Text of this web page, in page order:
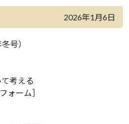
2026年1月6日
号）
考える
ォーム］